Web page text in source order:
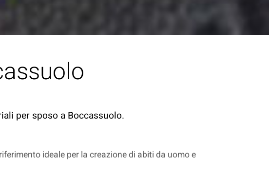
per sposo a Boccassuolo.
ideale per la creazione di abiti da uomo e